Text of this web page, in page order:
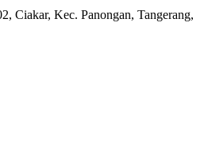
Ciakar, Kec. Panongan, Tangerang,